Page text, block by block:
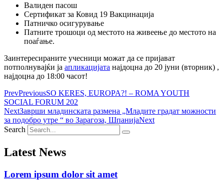
Валиден пасош
Сертификат за Ковид 19 Вакцинација
Патничко осигурување
Патните трошоци од местото на живеење до местото на
поаѓање.
Заинтересираните учесници можат да се пријават
потполнувајќи ја апликацијата најдоцна до 20 јуни (вторник) ,
најдоцна до 18:00 часот!
PrevPreviousSO KERES, EUROPA?! – ROMA YOUTH
SOCIAL FORUM 202
NextЗаврши младинската размена „Младите градат можности
за подобро утре “ во Зарагоза, ШпанијаNext
Search
Latest News
Lorem ipsum dolor sit amet